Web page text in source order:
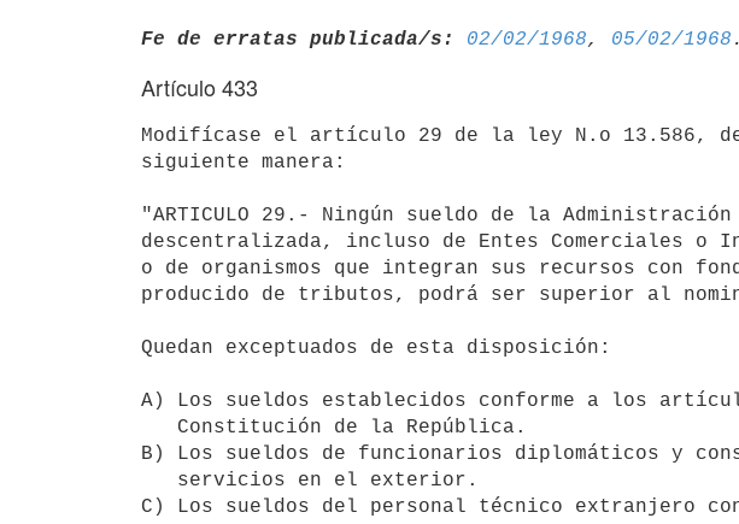
Fe de erratas publicada/s: 02/02/1968, 05/02/1968
Artículo 433
Modifícase el artículo 29 de la ley N.o 13.586,
siguiente manera:
"ARTICULO 29.- Ningún sueldo de la
descentralizada, incluso de Entes Comerciales o
o de organismos que integran sus recursos con
producido de tributos, podrá ser superior al
Quedan exceptuados de esta disposición:
A) Los sueldos establecidos conforme a los
B) Los sueldos de funcionarios diplomáticos y
C) Los sueldos del personal técnico extranjero